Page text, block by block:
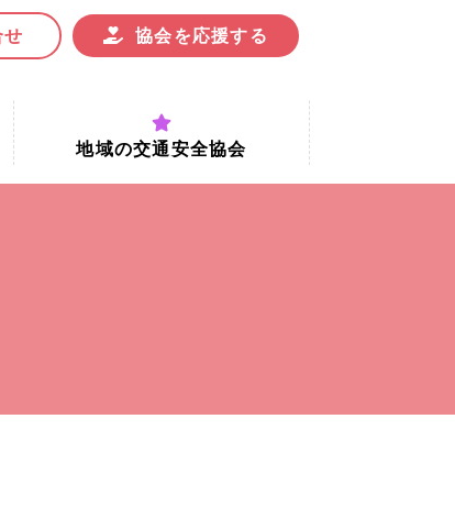
せ 協会を応援する
地域の交通安全協会